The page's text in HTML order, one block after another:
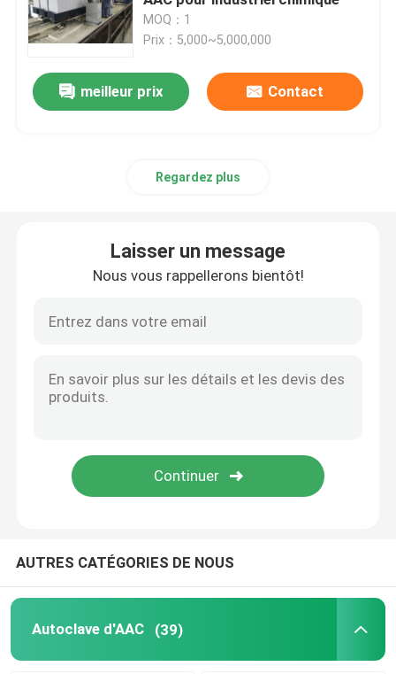
autoclave composé
Autoclave de vulcanisation
autoclave industriel
Bois Autoclave
Produits de fibre de carbone
Récipients à pression chimiques
Échangeur de chaleur chimique
Colonne chimique
MOQ：1
Prix：5,000~5,000,000
meilleur prix Contact
Regardez plus
Laisser un message
Nous vous rappellerons bientôt!
AUTRES CATÉGORIES DE NOUS
Autoclave d'AAC (39)